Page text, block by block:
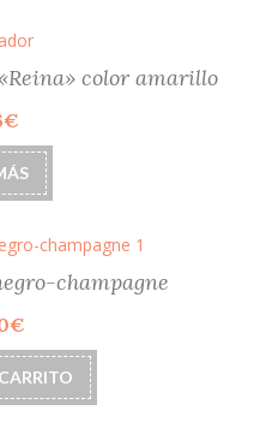
color amarillo
€
champagne
€